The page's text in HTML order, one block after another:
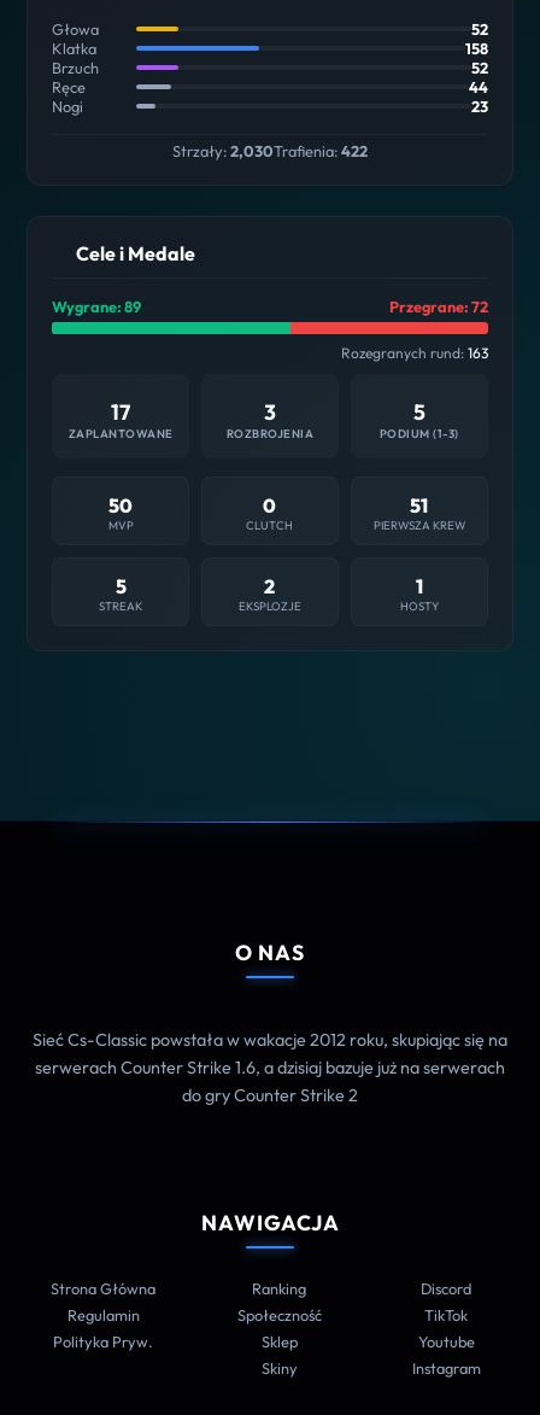
Głowa
52
Klatka
158
Brzuch
52
Ręce
44
Nogi
23
Strzały:2,030Trafienia:422
Cele i Medale
Wygrane: 89 Przegrane: 72
Rozegranych rund: 163
17
ZAPLANTOWANE
3
ROZBROJENIA
5
PODIUM (1-3)
50
MVP
0
CLUTCH
51
PIERWSZA KREW
5
STREAK
2
EKSPLOZJE
1
HOSTY
O NAS
Sieć Cs-Classic powstała w wakacje 2012 roku, skupiając się na
serwerach Counter Strike 1.6, a dzisiaj bazuje już na serwerach
do gry Counter Strike 2
NAWIGACJA
Strona Główna
Regulamin
Polityka Pryw.
Ranking
Społeczność
Sklep
Skiny
Discord
TikTok
Youtube
Instagram